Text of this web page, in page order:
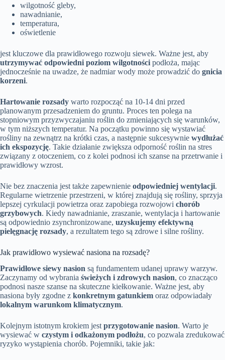
wilgotność gleby,
nawadnianie,
temperatura,
oświetlenie
jest kluczowe dla prawidłowego rozwoju siewek. Ważne jest, aby
utrzymywać odpowiedni poziom wilgotności podłoża, mając
jednocześnie na uwadze, że nadmiar wody może prowadzić do gnicia
korzeni.
Hartowanie rozsady warto rozpocząć na 10-14 dni przed
planowanym przesadzeniem do gruntu. Proces ten polega na
stopniowym przyzwyczajaniu roślin do zmieniających się warunków,
w tym niższych temperatur. Na początku powinno się wystawiać
rośliny na zewnątrz na krótki czas, a następnie sukcesywnie wydłużać
ich ekspozycję. Takie działanie zwiększa odporność roślin na stres
związany z otoczeniem, co z kolei podnosi ich szanse na przetrwanie i
prawidłowy wzrost.
Nie bez znaczenia jest także zapewnienie odpowiedniej wentylacji.
Regularne wietrzenie przestrzeni, w której znajdują się rośliny, sprzyja
lepszej cyrkulacji powietrza oraz zapobiega rozwojowi chorób
grzybowych. Kiedy nawadnianie, zraszanie, wentylacja i hartowanie
są odpowiednio zsynchronizowane, uzyskujemy efektywną
pielęgnację rozsady, a rezultatem tego są zdrowe i silne rośliny.
Jak prawidłowo wysiewać nasiona na rozsadę?
Prawidłowe siewy nasion są fundamentem udanej uprawy warzyw.
Zaczynamy od wybrania świeżych i zdrowych nasion, co znacząco
podnosi nasze szanse na skuteczne kiełkowanie. Ważne jest, aby
nasiona były zgodne z konkretnym gatunkiem oraz odpowiadały
lokalnym warunkom klimatycznym.
Kolejnym istotnym krokiem jest przygotowanie nasion. Warto je
wysiewać w czystym i odkażonym podłożu, co pozwala zredukować
ryzyko wystąpienia chorób. Pojemniki, takie jak: